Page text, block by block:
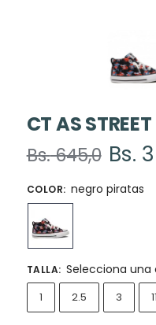
CT AS
Bs.645,0 Bs.
COLOR: negro piratas
TALLA: Selecciona una
1 2.5 3 11